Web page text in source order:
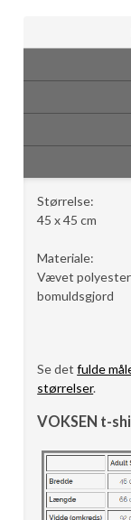
Størrelse:
45 x 45 cm
Materiale:
Vævet polyester
bomuldsgjord
Se detfulde
størrelser.
VOKSEN t-